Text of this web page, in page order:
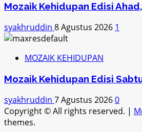
Mozaik Kehidupan Edisi
syakhruddin 8 Agustus 2026 1
MOZAIK KEHIDUPAN
Mozaik Kehidupan Edisi
syakhruddin 7 Agustus 20260
Copyright © All rights reserved. |
themes.